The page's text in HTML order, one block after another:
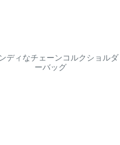
ディなチェーンコルクショルダ
ーバッグ